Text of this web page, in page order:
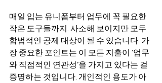
매일 입는 유니폼부터 업무에 꼭 필요한
작은 도구들까지. 사소해 보이지만 모두
합법적인 공제 대상이 될 수 있습니다. 가
장 중요한 포인트는 이 모든 지출이 ‘업무
와 직접적인 연관성’을 가지고 있다는 걸
증명하는 것입니다. 개인적인 용도가 아